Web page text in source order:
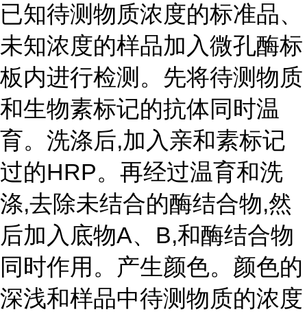
已知待测物质浓度的标准品、
未知浓度的样品加入微孔酶标
板内进行检测。先将待测物质
和生物素标记的抗体同时温
育。洗涤后,加入亲和素标记
过的HRP。再经过温育和洗
涤,去除未结合的酶结合物,然
后加入底物A、B,和酶结合物
同时作用。产生颜色。颜色的
深浅和样品中待测物质的浓度